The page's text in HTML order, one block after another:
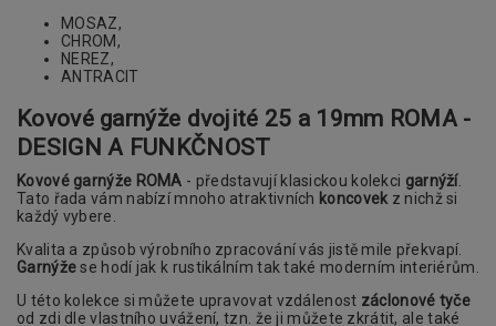
MOSAZ,
CHROM,
NEREZ,
ANTRACIT
Kovové garnýže dvojité 25 a 19mm ROMA -
DESIGN A FUNKČNOST
Kovové garnýže ROMA - představují klasickou kolekci garnýží.
Tato řada vám nabízí mnoho atraktivních koncovek z nichž si
každý vybere.
Kvalita a způsob výrobního zpracování vás jistě mile překvapí.
Garnýžese hodí jak k rustikálním tak také moderním interiérům.
U této kolekce si můžete upravovat vzdálenost záclonové tyče
od zdi dle vlastního uvážení, tzn. že ji můžete zkrátit, ale také